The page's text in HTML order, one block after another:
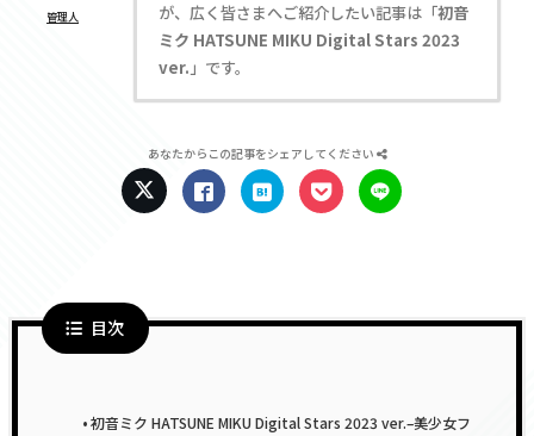
管理人
が、広く皆さまへご紹介したい記事は「初音
ミク HATSUNE MIKU Digital Stars 2023
ver. 」です。
あなたからこの記事をシェアしてください
目次
初音ミク HATSUNE MIKU Digital Stars 2023 ver.–美少女フ